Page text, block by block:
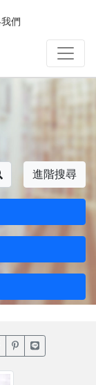
們
進階搜尋
書分享(另開新視窗)
噗浪分享(另開新
Line分享(另